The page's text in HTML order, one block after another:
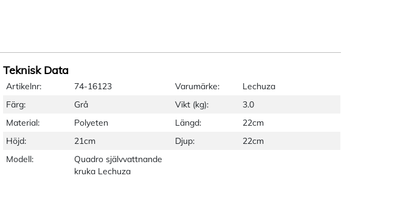
Teknisk Data
Artikelnr: 74-16123 Varumärke:
Lechuza
Färg:
Grå Vikt (kg):
3.0
Material:
Polyeten Längd:
22cm
Höjd:
21cm Djup:
22cm
Modell:
Quadro självvattnande
kruka Lechuza